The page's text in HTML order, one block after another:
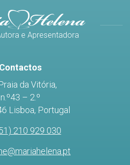
e Apresentadora
Contactos
da Vitória,
n.º43 – 2.º
Lisboa, Portugal
210 929 030